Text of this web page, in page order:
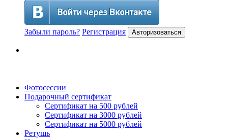
Забыли пароль? Регистрация Авторизоваться
Фотосессии
Подарочный сертификат
Сертификат на 500 рублей
Сертификат на 3000 рублей
Сертификат на 5000 рублей
Ретушь